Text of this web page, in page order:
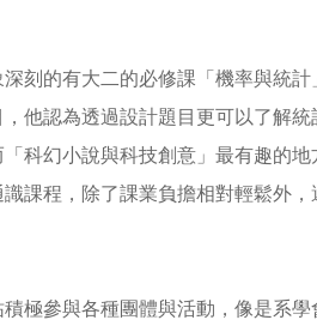
刻的有大二的必修課「機率與統
他認為透過設計題目更可以了解
科幻小說與科技創意」最有趣的
課程，除了課業負擔相對輕鬆外，
積極參與各種團體與活動，像是系